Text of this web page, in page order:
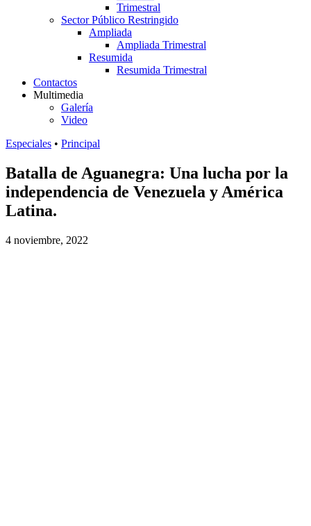
Trimestral
Sector Público Restringido
Ampliada
Ampliada Trimestral
Resumida
Resumida Trimestral
Contactos
Multimedia
Galería
Video
Especiales • Principal
Batalla de Aguanegra: Una lucha por la
independencia de Venezuela y América
Latina.
4 noviembre, 2022